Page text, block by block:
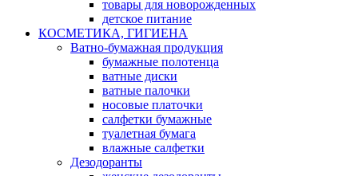
товары для новорожденных
детское питание
КОСМЕТИКА, ГИГИЕНА
Ватно-бумажная продукция
бумажные полотенца
ватные диски
ватные палочки
носовые платочки
салфетки бумажные
туалетная бумага
влажные салфетки
Дезодоранты